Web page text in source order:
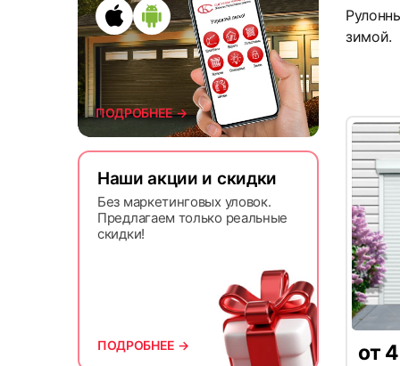
ПОДРОБНЕЕ →
Наши акции и скидки
Без маркетинговых уловок.
Предлагаем только реальные
скидки!
ПОДРОБНЕЕ →
7
10
зимой.
от